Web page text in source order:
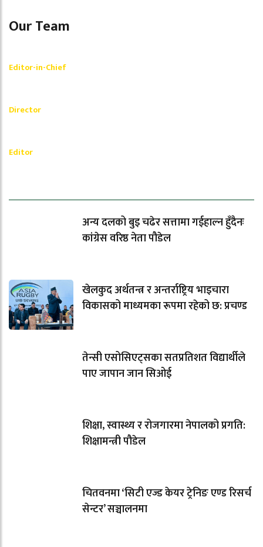
Our Team
Editor-in-Chief
Director
Editor
अन्य दलको बुइ चढेर सत्तामा गईहाल्न हुँदैनः
कांग्रेस वरिष्ठ नेता पौडेल
खेलकुद अर्थतन्त्र र अन्तर्राष्ट्रिय भाइचारा
विकासको माध्यमका रूपमा रहेको छ: प्रचण्ड
तेन्सी एसोसिएट्सका सतप्रतिशत विद्यार्थीले
पाए जापान जान सिओई
शिक्षा, स्वास्थ्य र रोजगारमा नेपालको प्रगति:
शिक्षामन्त्री पौडेल
चितवनमा ‘सिटी एज्ड केयर ट्रेनिङ एण्ड रिसर्च
सेन्टर’ सञ्चालनमा